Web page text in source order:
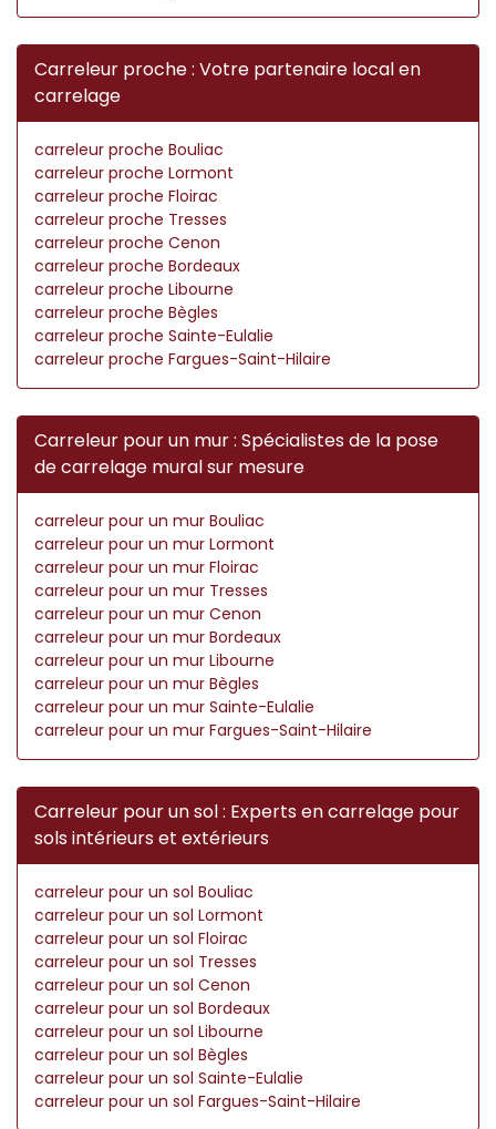
Carreleur proche : Votre partenaire local en
carrelage
carreleur proche Bouliac
carreleur proche Lormont
carreleur proche Floirac
carreleur proche Tresses
carreleur proche Cenon
carreleur proche Bordeaux
carreleur proche Libourne
carreleur proche Bègles
carreleur proche Sainte-Eulalie
carreleur proche Fargues-Saint-Hilaire
Carreleur pour un mur : Spécialistes de la pose
de carrelage mural sur mesure
carreleur pour un mur Bouliac
carreleur pour un mur Lormont
carreleur pour un mur Floirac
carreleur pour un mur Tresses
carreleur pour un mur Cenon
carreleur pour un mur Bordeaux
carreleur pour un mur Libourne
carreleur pour un mur Bègles
carreleur pour un mur Sainte-Eulalie
carreleur pour un mur Fargues-Saint-Hilaire
Carreleur pour un sol : Experts en carrelage pour
sols intérieurs et extérieurs
carreleur pour un sol Bouliac
carreleur pour un sol Lormont
carreleur pour un sol Floirac
carreleur pour un sol Tresses
carreleur pour un sol Cenon
carreleur pour un sol Bordeaux
carreleur pour un sol Libourne
carreleur pour un sol Bègles
carreleur pour un sol Sainte-Eulalie
carreleur pour un sol Fargues-Saint-Hilaire